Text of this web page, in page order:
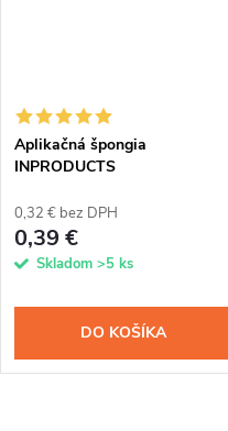
Aplikačná špongia
INPRODUCTS
0,32 € bez DPH
0,39 €
Skladom >5 ks
DO KOŠÍKA